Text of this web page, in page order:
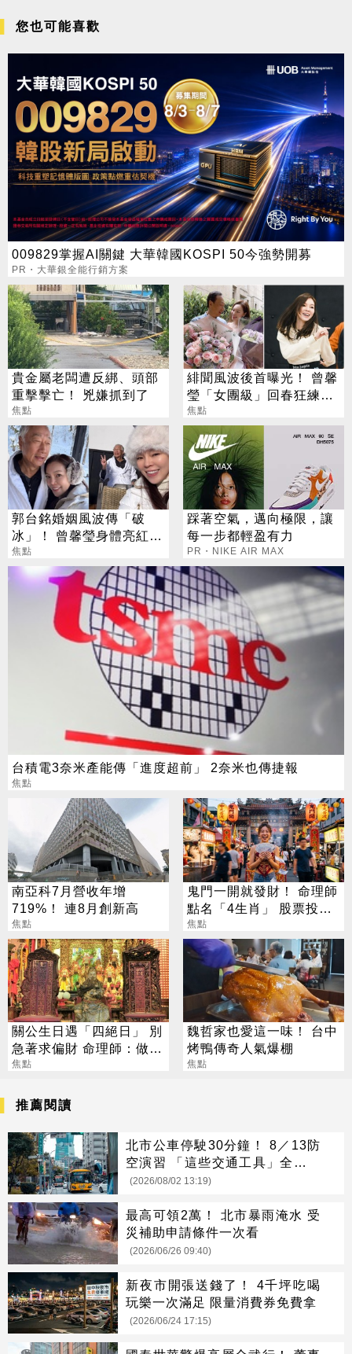
您也可能喜歡
009829掌握AI關鍵 大華韓國KOSPI 50今強勢開募
PR・大華銀全能行銷方案
貴金屬老闆遭反綁、頭部
重擊擊亡！ 兇嫌抓到了
焦點
緋聞風波後首曝光！ 曾馨
瑩「女團級」回春狂練舞
郭董獨自公園散步
焦點
郭台銘婚姻風波傳「破
冰」！ 曾馨瑩身體亮紅燈
18年婚姻驚傳出現轉機
焦點
踩著空氣，邁向極限，讓
每一步都輕盈有力
PR・NIKE AIR MAX
台積電3奈米產能傳「進度超前」 2奈米也傳捷報
焦點
南亞科7月營收年增
719%！ 連8月創新高
焦點
鬼門一開就發財！ 命理師
點名「4生肖」 股票投資
大翻身
焦點
關公生日遇「四絕日」 別
急著求偏財 命理師：做1
事更有效
焦點
魏哲家也愛這一味！ 台中
烤鴨傳奇人氣爆棚
焦點
推薦閱讀
北市公車停駛30分鐘！ 8／13防
空演習 「這些交通工具」全面管
制
(2026/08/02 13:19)
最高可領2萬！ 北市暴雨淹水 受
災補助申請條件一次看
(2026/06/26 09:40)
新夜市開張送錢了！ 4千坪吃喝
玩樂一次滿足 限量消費券免費拿
(2026/06/24 17:15)